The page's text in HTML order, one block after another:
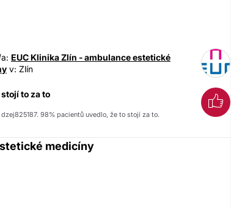
EUC Klinika Zlín - ambulance estetické
v: Zlín
stojí to za to
98% pacientů uvedlo, že to stojí za to.
medicíny